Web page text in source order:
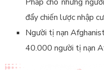
đẩy chiến lược nhập
Người tị nạn
40.000 người tị nạn